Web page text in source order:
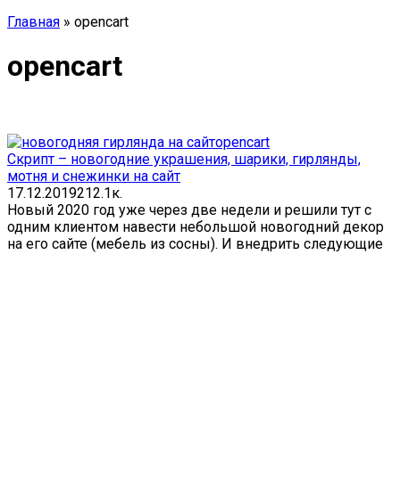
Главная » opencart
opencart
opencart
Скрипт – новогодние украшения, шарики, гирлянды,
мотня и снежинки на сайт
17.12.2019212.1к.
Новый 2020 год уже через две недели и решили тут с
одним клиентом навести небольшой новогодний декор
на его сайте (мебель из сосны). И внедрить следующие